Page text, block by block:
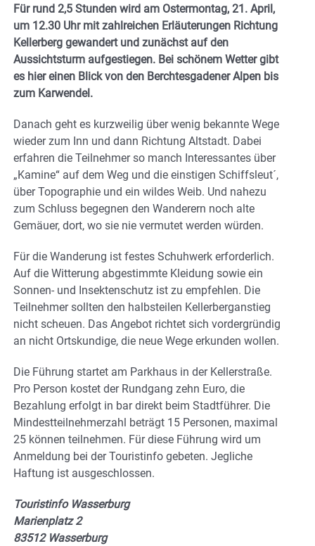
Für rund 2,5 Stunden wird am Ostermontag, 21. April,
um 12.30 Uhr mit zahlreichen Erläuterungen Richtung
Kellerberg gewandert und zunächst auf den
Aussichtsturm aufgestiegen. Bei schönem Wetter gibt
es hier einen Blick von den Berchtesgadener Alpen bis
zum Karwendel.
Danach geht es kurzweilig über wenig bekannte Wege
wieder zum Inn und dann Richtung Altstadt. Dabei
erfahren die Teilnehmer so manch Interessantes über
„Kamine“ auf dem Weg und die einstigen Schiffsleut´,
über Topographie und ein wildes Weib. Und nahezu
zum Schluss begegnen den Wanderern noch alte
Gemäuer, dort, wo sie nie vermutet werden würden.
Für die Wanderung ist festes Schuhwerk erforderlich.
Auf die Witterung abgestimmte Kleidung sowie ein
Sonnen- und Insektenschutz ist zu empfehlen. Die
Teilnehmer sollten den halbsteilen Kellerberganstieg
nicht scheuen. Das Angebot richtet sich vordergründig
an nicht Ortskundige, die neue Wege erkunden wollen.
Die Führung startet am Parkhaus in der Kellerstraße.
Pro Person kostet der Rundgang zehn Euro, die
Bezahlung erfolgt in bar direkt beim Stadtführer. Die
Mindestteilnehmerzahl beträgt 15 Personen, maximal
25 können teilnehmen. Für diese Führung wird um
Anmeldung bei der Touristinfo gebeten. Jegliche
Haftung ist ausgeschlossen.
Touristinfo Wasserburg
Marienplatz 2
83512 Wasserburg